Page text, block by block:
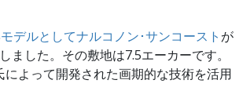
モデルとしてナルコノン･サンコースト が
した。その敷地は7.5エーカーです。
よって開発された画期的な技術を活用